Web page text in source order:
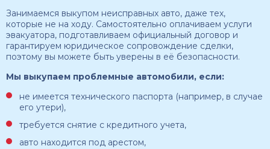
Занимаемся выкупом неисправных авто, даже тех,
которые не на ходу. Самостоятельно оплачиваем услуги
эвакуатора, подготавливаем официальный договор и
гарантируем юридическое сопровождение сделки,
поэтому вы можете быть уверены в её безопасности.
Мы выкупаем проблемные автомобили, если:
не имеется технического паспорта (например, в случае
его утери),
требуется снятие с кредитного учета,
авто находится под арестом,